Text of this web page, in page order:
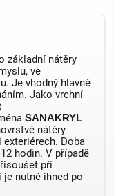
základní nátěry
ve
Je vhodný hlavně
Jako vrchní
SANAKRYL
nátěry
Doba
hodin. V případě
při
je nutné ihned po